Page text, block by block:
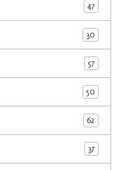
47
30
57
50
62
37